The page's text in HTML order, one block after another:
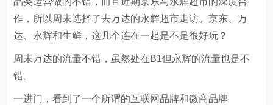
作，所以周末选择了去万达的永辉超市走访。京东、万
达、永辉和生鲜，这几个连在一起是不是很好玩？
周末万达的流量不错，虽然处在B1但永辉的流量也是不
错。
一进门，看到了一个所谓的互联网品牌和微商品牌